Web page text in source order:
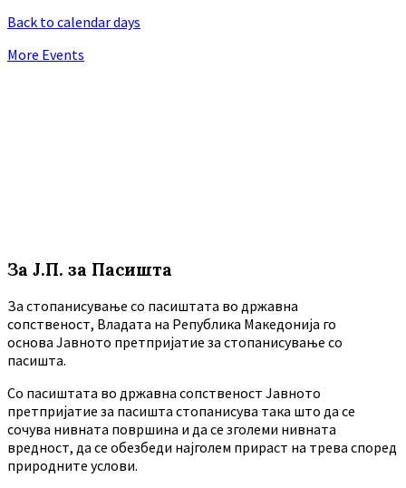
Back to calendar days
More Events
За Ј.П. за Пасишта
За стопанисување со пасиштата во државна
сопственост, Владата на Република Македонија го
основа Јавното претпријатие за стопанисување со
пасишта.
Co пасиштата во државна сопственост Јавното
претпријатие за пасишта стопанисува така што да се
сочува нивната површина и да се зголеми нивната
вредност, да се обезбеди најголем прираст на трева според
природните услови.